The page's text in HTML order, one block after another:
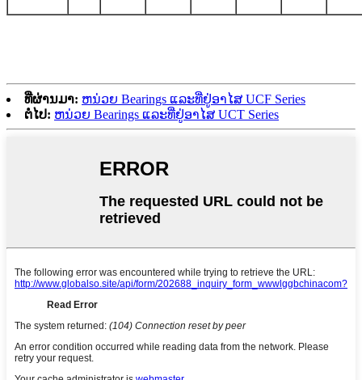
ທີ່ຜ່ານມາ: ຫນ່ວຍ Bearings ແລະທີ່ຢູ່ອາໄສ UCF Series
ຕໍ່ໄປ: ຫນ່ວຍ Bearings ແລະທີ່ຢູ່ອາໄສ UCT Series